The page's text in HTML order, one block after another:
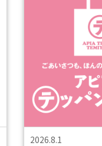
2026.8.1